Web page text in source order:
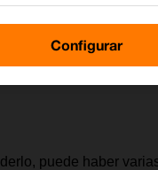
puede haber
Configurar